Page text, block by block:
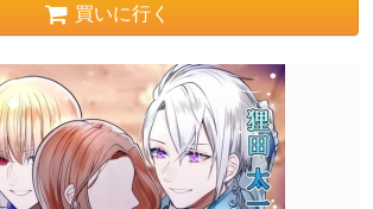
買いに行く